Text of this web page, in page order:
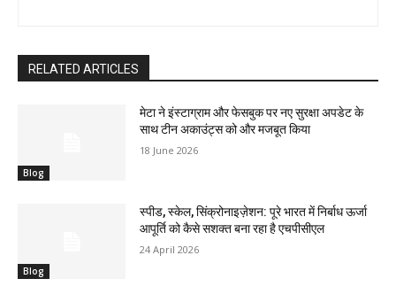
RELATED ARTICLES
Blog
मेटा ने इंस्टाग्राम और फेसबुक पर नए सुरक्षा अपडेट के
साथ टीन अकाउंट्स को और मजबूत किया
18 June 2026
Blog
स्पीड, स्केल, सिंक्रोनाइज़ेशन: पूरे भारत में निर्बाध ऊर्जा
आपूर्ति को कैसे सशक्त बना रहा है एचपीसीएल
24 April 2026